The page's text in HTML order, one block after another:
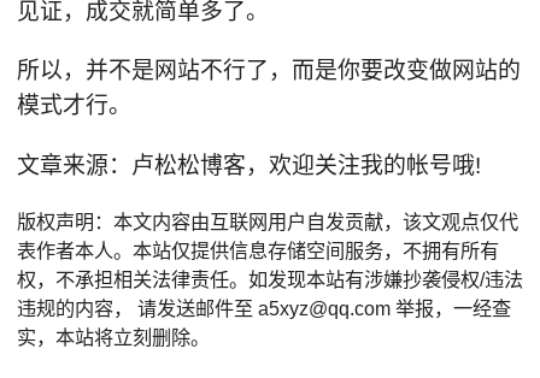
见证，成交就简单多了。
所以，并不是网站不行了，而是你要改变做网站的
模式才行。
文章来源：卢松松博客，欢迎关注我的帐号哦!
版权声明：本文内容由互联网用户自发贡献，该文观点仅代
表作者本人。本站仅提供信息存储空间服务，不拥有所有
权，不承担相关法律责任。如发现本站有涉嫌抄袭侵权/违法
违规的内容， 请发送邮件至 a5xyz@qq.com 举报，一经查
实，本站将立刻删除。